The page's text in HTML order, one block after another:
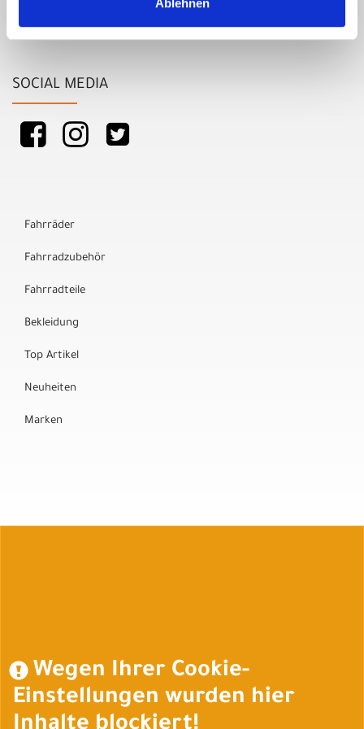
SOCIAL MEDIA
Fahrräder
Fahrradzubehör
Fahrradteile
Bekleidung
Top Artikel
Neuheiten
Marken
Wegen Ihrer Cookie-
Einstellungen wurden hier